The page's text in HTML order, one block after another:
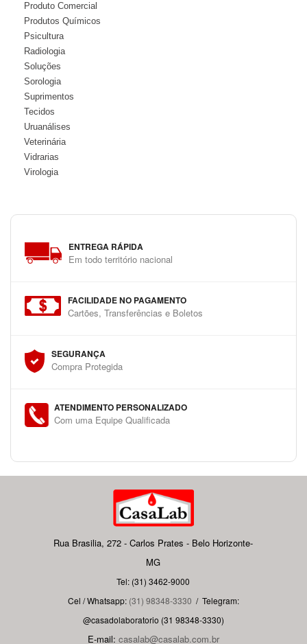
Produto Comercial
Produtos Químicos
Psicultura
Radiologia
Soluções
Sorologia
Suprimentos
Tecidos
Uruanálises
Veterinária
Vidrarias
Virologia
ENTREGA RÁPIDA
Em todo território nacional
FACILIDADE NO PAGAMENTO
Cartões, Transferências e Boletos
SEGURANÇA
Compra Protegida
ATENDIMENTO PERSONALIZADO
Com uma Equipe Qualificada
Rua Brasilia, 272 - Carlos Prates - Belo Horizonte-
MG
Tel: (31) 3462-9000
Cel / Whatsapp: (31) 98348-3330 / Telegram:
@casadolaboratorio (31 98348-3330)
E-mail: casalab@casalab.com.br